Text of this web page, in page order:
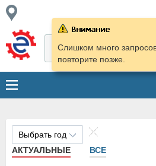
Слишком много
повторите позже.
Выбрать год
АКТУАЛЬНЫЕ
ВСЕ